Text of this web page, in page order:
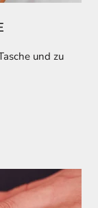
und zu